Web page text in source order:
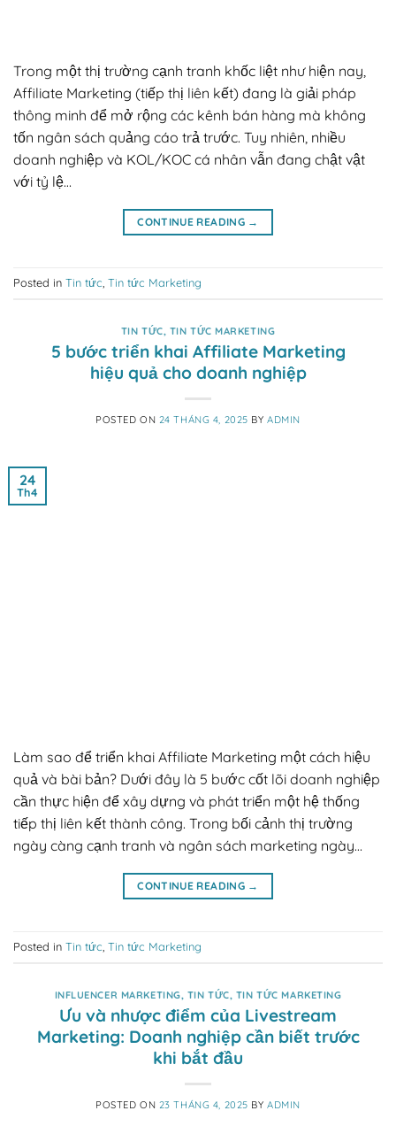
Trong một thị trường cạnh tranh khốc liệt như hiện nay,
Affiliate Marketing (tiếp thị liên kết) đang là giải pháp
thông minh để mở rộng các kênh bán hàng mà không
tốn ngân sách quảng cáo trả trước. Tuy nhiên, nhiều
doanh nghiệp và KOL/KOC cá nhân vẫn đang chật vật
với tỷ lệ…
CONTINUE READING →
Posted in Tin tức Tin tức Marketing
TIN TỨC, TIN TỨC MARKETING
5 bước triển khai Affiliate Marketing
hiệu quả cho doanh nghiệp
POSTED ON 24 THÁNG 4, 2025 BY ADMIN
24
Th4
Làm sao để triển khai Affiliate Marketing một cách hiệu
quả và bài bản? Dưới đây là 5 bước cốt lõi doanh nghiệp
cần thực hiện để xây dựng và phát triển một hệ thống
tiếp thị liên kết thành công. Trong bối cảnh thị trường
ngày càng cạnh tranh và ngân sách marketing ngày…
CONTINUE READING →
Posted in Tin tức, Tin tức Marketing
INFLUENCER MARKETING, TIN TỨC, TIN TỨC MARKETING
Ưu và nhược điểm của Livestream
Marketing: Doanh nghiệp cần biết trước
khi bắt đầu
POSTED ON 23 THÁNG 4, 2025 BY ADMIN